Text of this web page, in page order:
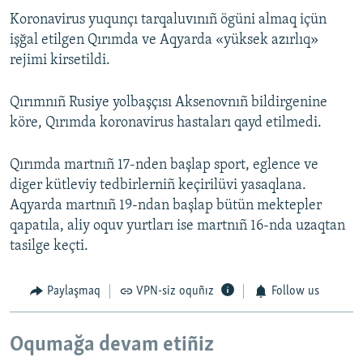
Koronavirus yuqunçı tarqaluvınıñ ögüni almaq içün
işğal etilgen Qırımda ve Aqyarda «yüksek azırlıq»
rejimi kirsetildi.
Qırımnıñ Rusiye yolbaşçısı Aksenovnıñ bildirgenine
köre, Qırımda koronavirus hastaları qayd etilmedi.
Qırımda martnıñ 17-nden başlap sport, eglence ve
diger kütleviy tedbirlerniñ keçirilüvi yasaqlana.
Aqyarda martnıñ 19-ndan başlap bütün mektepler
qapatıla, aliy oquv yurtları ise martnıñ 16-nda uzaqtan
tasilge keçti.
Paylaşmaq VPN-siz oquñız Follow us
Oqumağa devam etiñiz